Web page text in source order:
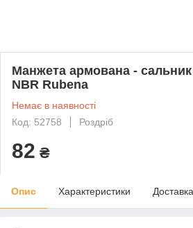
Манжета армована - сальник
NBR Rubena
Немає в наявності
Код: 52758
Роздріб
82 ₴
Опис Характеристики Доставка